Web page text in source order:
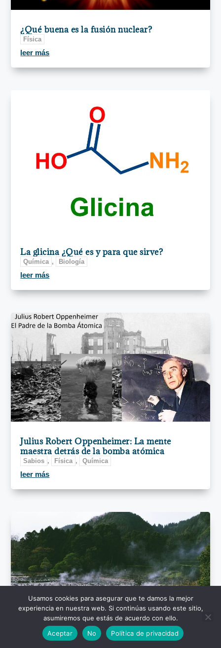
¿Qué buena es la fusión nuclear?
Física
leer más
La glicina ¿Qué es y para que sirve?
Química , Biología
leer más
Julius Robert Oppenheimer: La mente
maestra detrás de la bomba atómica
Sabios , Física , Química
leer más
Usamos cookies para asegurar que te damos la mejor
experiencia en nuestra web. Si continúas usando este sitio,
asumiremos que estás de acuerdo con ello.
Aceptar
No Política de privacidad